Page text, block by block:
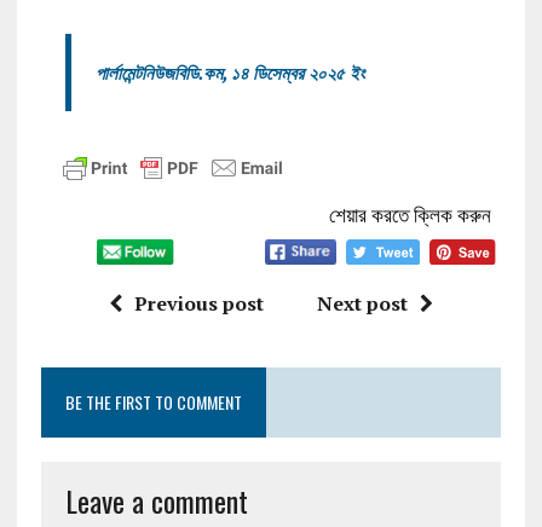
পার্লামেন্টনিউজবিডি.কম, ১৪ ডিসেম্বর ২০২৫ ইং
শেয়ার করতে ক্লিক করুন
Previous post Next post
BE THE FIRST TO COMMENT
Leave a comment